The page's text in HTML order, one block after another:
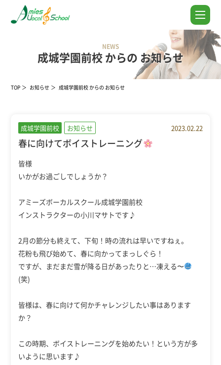
NEWS
成城学園前校 からの お知らせ
TOP お知らせ 成城学園前校 からの お知らせ
成城学園前校 お知らせ 2023.02.22
春に向けてボイストレーニング
皆様
いかがお過ごしでしょうか？
アミーズボーカルスクール成城学園前校
インストラクターの小川マサトです♪
2月の節分も終えて、下旬！時の流れは早いですねぇ。
花粉も飛び始めて、春に向かってまっしぐら！
ですが、まだまだ雪が降る日があったりと…凍える〜
(笑)
皆様は、春に向けて何かチャレンジしたい事はあります
か？
この時期、ボイストレーニングを始めたい！という方が多
いように思います♪